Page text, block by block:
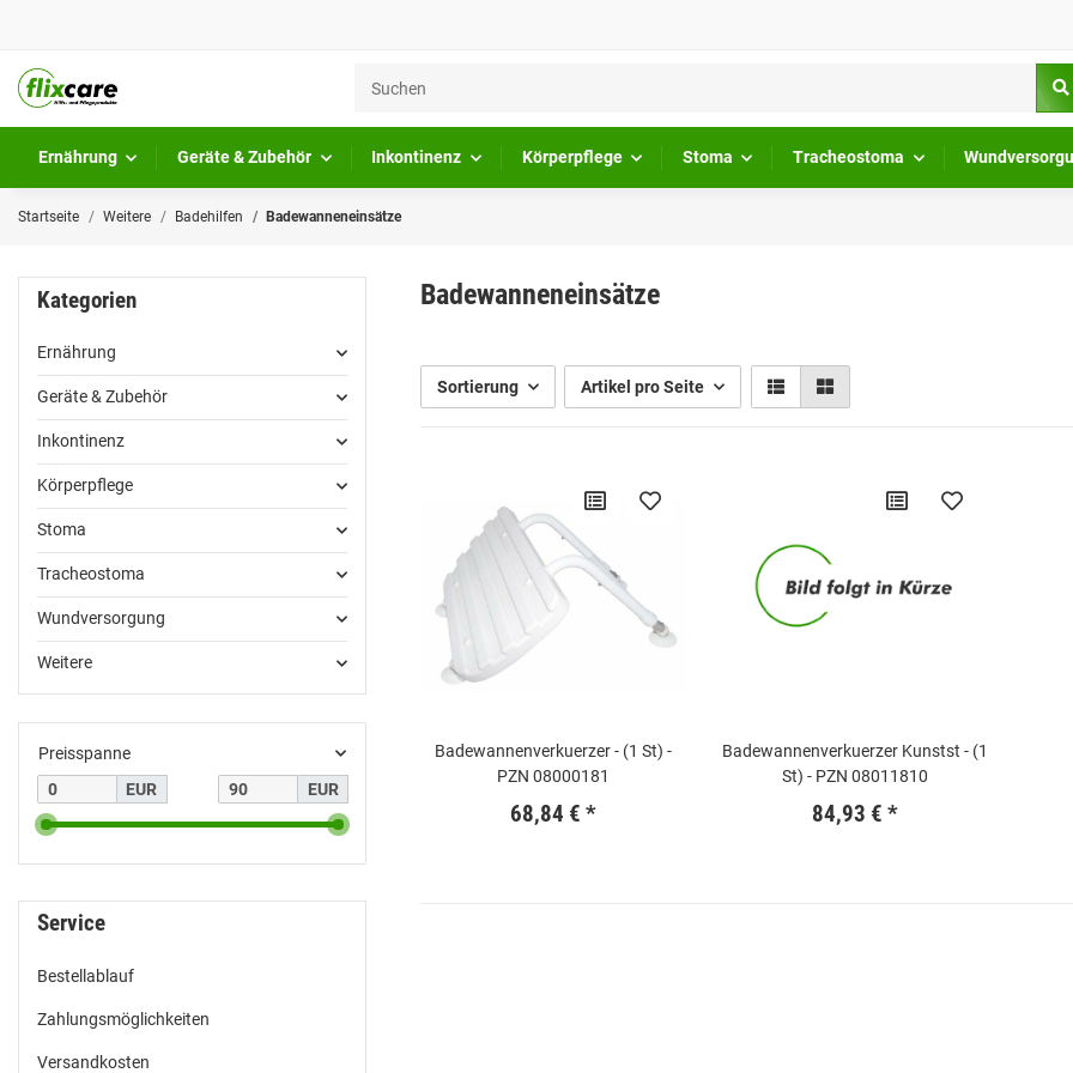
Ernährung Geräte & Zubehör Inkontinenz Körperpflege Stoma Tracheostoma
Startseite Weitere Badehilfen Badewanneneinsätze
Badewanneneinsätze
Sortierung Artikel pro Seite
Badewannenverkuerzer - (1 St) -
PZN 08000181
68,84 € *
Badewannenverkuerzer Kunstst - (1
St) - PZN 08011810
84,93 € *
Kategorien
Ernährung
Geräte & Zubehör
Inkontinenz
Körperpflege
Stoma
Tracheostoma
Wundversorgung
Weitere
Preisspanne
EUR
EUR
Service
Bestellablauf
Zahlungsmöglichkeiten
Versandkosten